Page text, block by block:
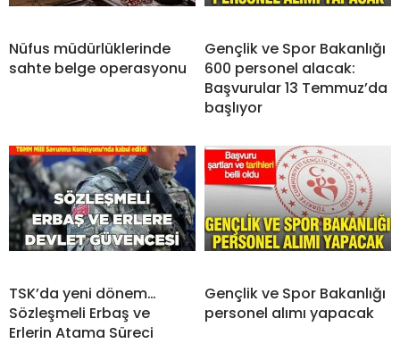
Nüfus müdürlüklerinde
sahte belge operasyonu
Gençlik ve Spor Bakanlığı
600 personel alacak:
Başvurular 13 Temmuz’da
başlıyor
TSK’da yeni dönem…
Sözleşmeli Erbaş ve
Erlerin Atama Süreci
Gençlik ve Spor Bakanlığı
personel alımı yapacak